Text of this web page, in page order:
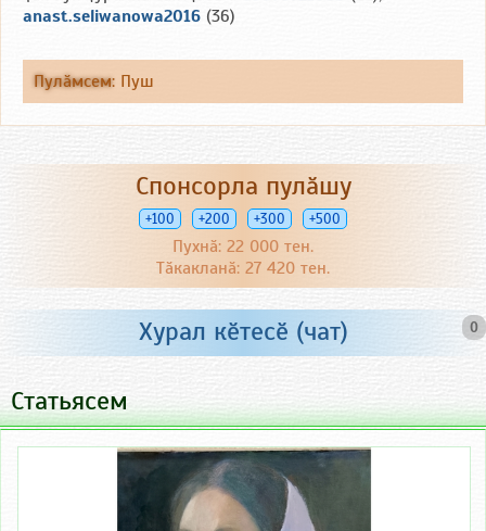
anast.seliwanowa2016 (36)
Пулӑмсем: Пуш
Спонсорла пулӑшу
+100 +200 +300 +500
Пухнӑ: 22 000 тен.
Тӑкакланӑ: 27 420 тен.
0
Хурал кӗтесӗ (чат)
Статьясем